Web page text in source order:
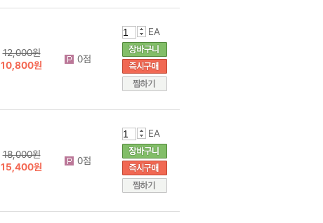
12,000원
10,800원
0점
EA
18,000원
15,400원
0점
EA